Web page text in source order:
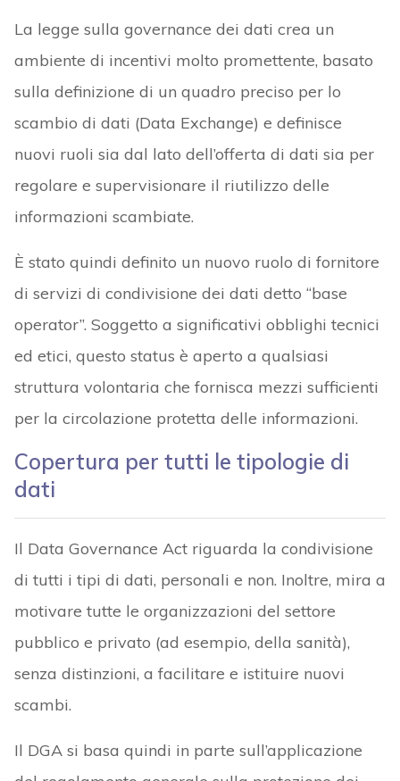
La legge sulla governance dei dati crea un
ambiente di incentivi molto promettente, basato
sulla definizione di un quadro preciso per lo
scambio di dati (Data Exchange) e definisce
nuovi ruoli sia dal lato dell’offerta di dati sia per
regolare e supervisionare il riutilizzo delle
informazioni scambiate.
È stato quindi definito un nuovo ruolo di fornitore
di servizi di condivisione dei dati detto “base
operator”. Soggetto a significativi obblighi tecnici
ed etici, questo status è aperto a qualsiasi
struttura volontaria che fornisca mezzi sufficienti
per la circolazione protetta delle informazioni.
Copertura per tutti le tipologie di
dati
Il Data Governance Act riguarda la condivisione
di tutti i tipi di dati, personali e non. Inoltre, mira a
motivare tutte le organizzazioni del settore
pubblico e privato (ad esempio, della sanità),
senza distinzioni, a facilitare e istituire nuovi
scambi.
Il DGA si basa quindi in parte sull’applicazione